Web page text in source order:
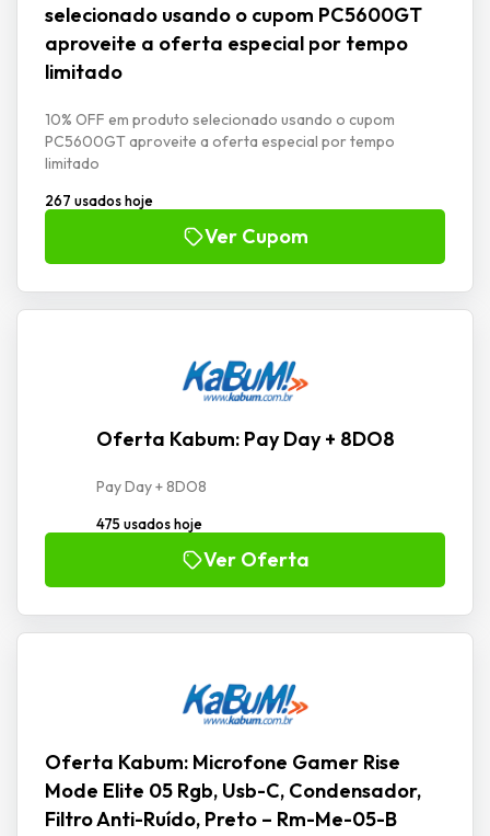
selecionado usando o cupom PC5600GT
aproveite a oferta especial por tempo
limitado
10% OFF em produto selecionado usando o cupom
PC5600GT aproveite a oferta especial por tempo
limitado
267 usados hoje
Ver Cupom
Oferta Kabum: Pay Day + 8DO8
Pay Day + 8DO8
475 usados hoje
Ver Oferta
Oferta Kabum: Microfone Gamer Rise
Mode Elite 05 Rgb, Usb-C, Condensador,
Filtro Anti-Ruído, Preto – Rm-Me-05-B